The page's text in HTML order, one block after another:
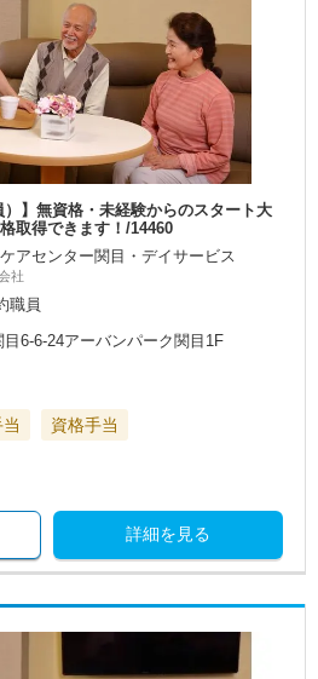
）】無資格・未経験からのスタート大
取得できます！/14460
アセンター関目・デイサービス
社
職員
6-6-24アーバンパーク関目1F
資格手当
詳細を見る